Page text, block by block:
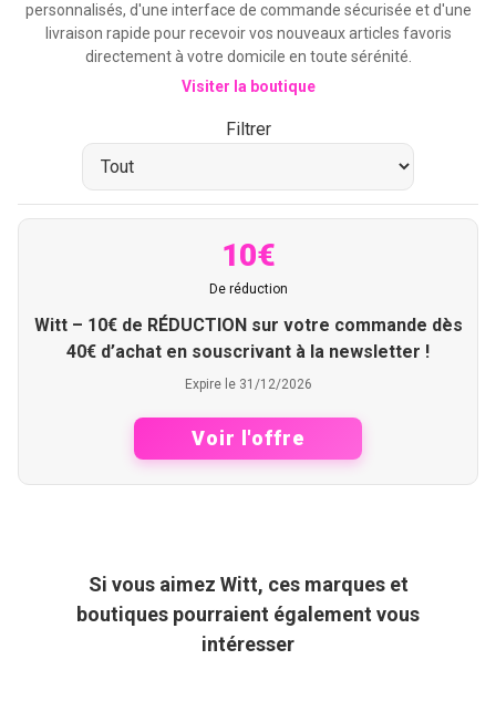
personnalisés, d'une interface de commande sécurisée et d'une
livraison rapide pour recevoir vos nouveaux articles favoris
directement à votre domicile en toute sérénité.
Visiter la boutique
Filtrer
10€
De réduction
Witt – 10€ de RÉDUCTION sur votre commande dès
40€ d’achat en souscrivant à la newsletter !
Expire le 31/12/2026
Voir l'offre
Si vous aimez Witt, ces marques et
boutiques pourraient également vous
intéresser